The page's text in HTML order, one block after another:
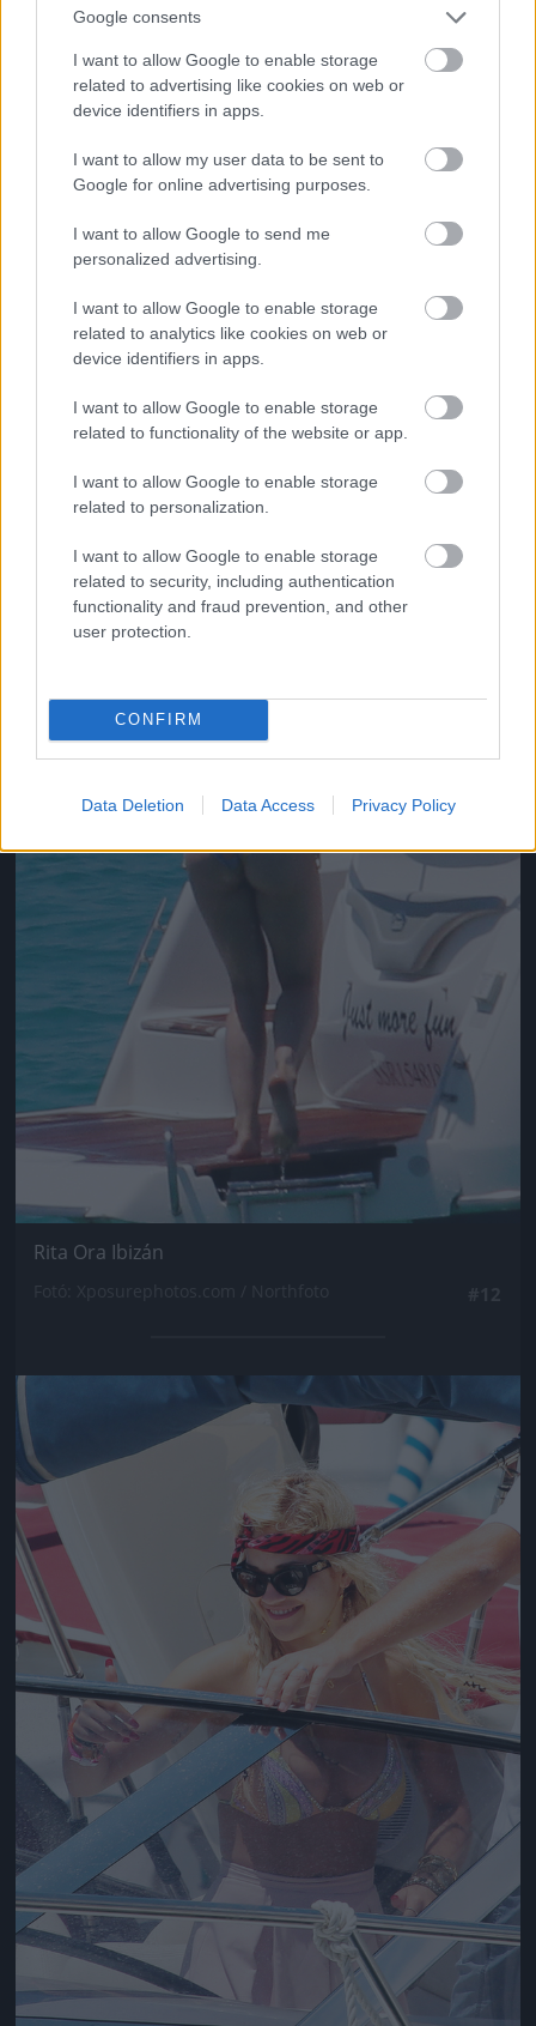
Google consents
I want to allow Google to enable storage
related to advertising like cookies on web or
device identifiers in apps.
I want to allow my user data to be sent to
Google for online advertising purposes.
I want to allow Google to send me
personalized advertising.
I want to allow Google to enable storage
related to analytics like cookies on web or
device identifiers in apps.
I want to allow Google to enable storage
related to functionality of the website or app.
I want to allow Google to enable storage
related to personalization.
I want to allow Google to enable storage
related to security, including authentication
functionality and fraud prevention, and other
user protection.
CONFIRM
Data Deletion Data Access Privacy Policy
Rita Ora Ibizán
Jön még kép!
Rita Ora Ibizán
Jön még kép!